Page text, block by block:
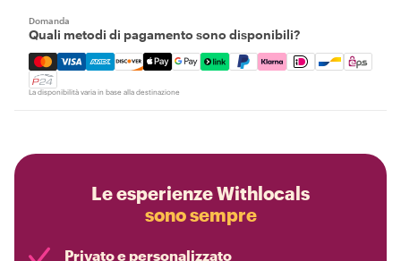
Domanda
Quali metodi di pagamento sono disponibili?
Mastercard, Visa, Amex, Discover, Apple Pay, Google
La disponibilità varia in base alla destinazione
Le esperienze Withlocals
sono sempre
Privato e personalizzato